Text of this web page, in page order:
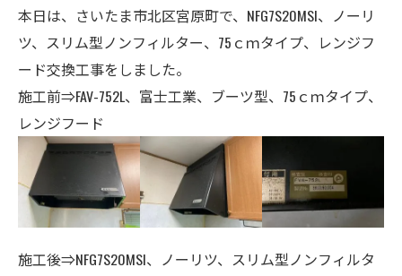
本日は、さいたま市北区宮原町で、NFG7S20MSI、ノーリ
ツ、スリム型ノンフィルター、75ｃｍタイプ、レンジフ
ード交換工事をしました。
施工前⇒FAV-752L、富士工業、ブーツ型、75ｃｍタイプ、
レンジフード
施工後⇒NFG7S20MSI、ノーリツ、スリム型ノンフィルタ